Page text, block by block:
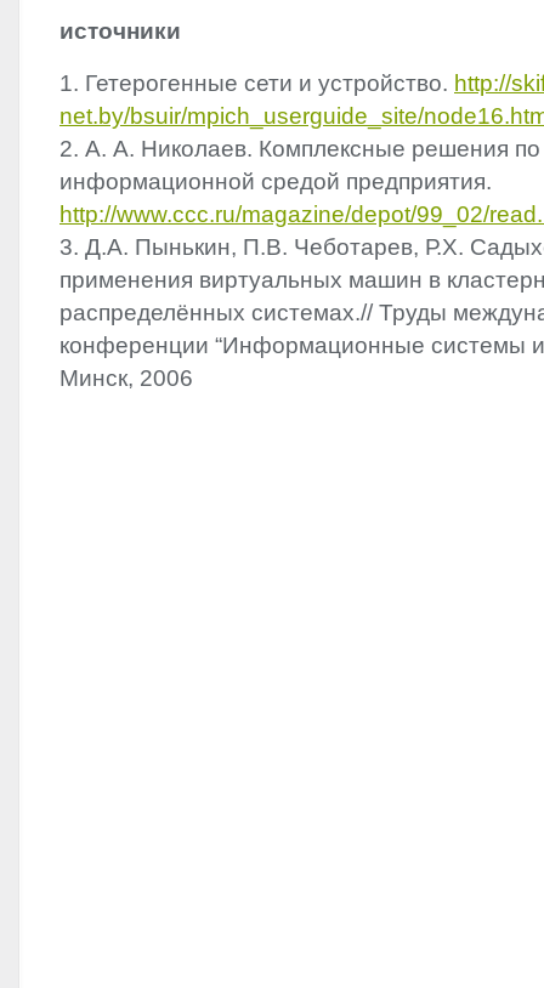
источники
1. Гетерогенные сети и устройство. http://
net.by/bsuir/mpich_userguide_site/
2. А. А. Николаев. Комплексные решения
информационной средой предприятия.
http://www.ccc.ru/magazine/depot/99_02/
3. Д.А. Пынькин, П.В. Чеботарев, Р.Х.
применения виртуальных машин в
распределённых системах.// Труды
конференции “Информационные системы и
Минск, 2006